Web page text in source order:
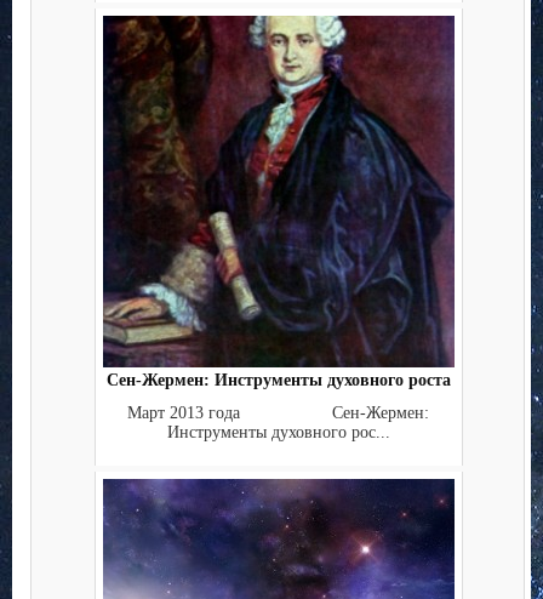
Сен-Жермен: Инструменты духовного роста
Март 2013 года Сен-Жермен:
Инструменты духовного рос...